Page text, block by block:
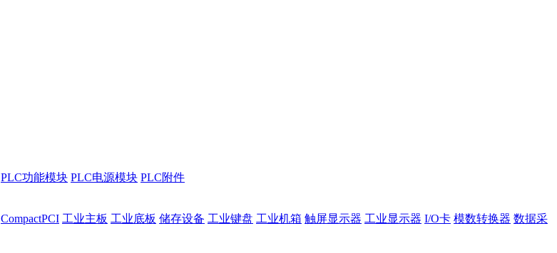
PLC功能模块 PLC电源模块 PLC附件
CompactPCI 工业主板 工业底板 储存设备 工业键盘 工业机箱 触屏显示器 工业显示器 I/O卡 模数转换器 数据采